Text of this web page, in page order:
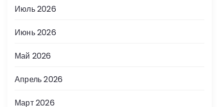
Июль 2026
Июнь 2026
Май 2026
Апрель 2026
Март 2026